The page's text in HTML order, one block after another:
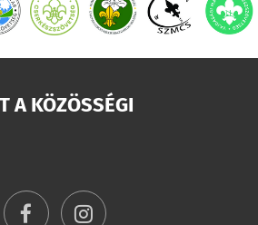
A KÖZÖSSÉGI
facebookinstagram